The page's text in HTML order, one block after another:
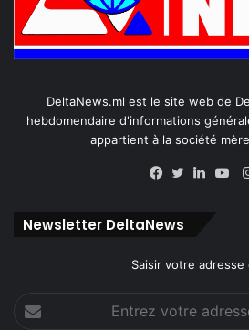
DeltaNews.ml est le site web de
hebdomendaire d'informations
appartient à la société
Newsletter DeltaNews
Saisir votre adresse
votre